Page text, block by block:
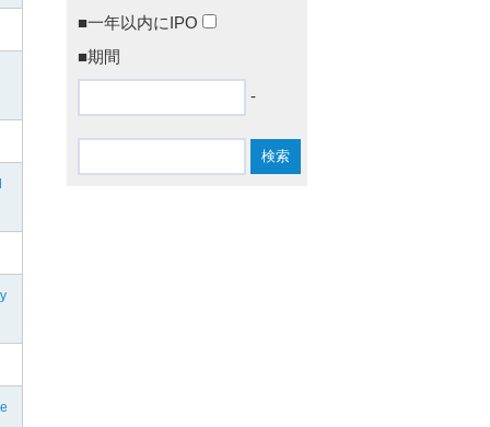
■一年以内にIPO
■期間
-